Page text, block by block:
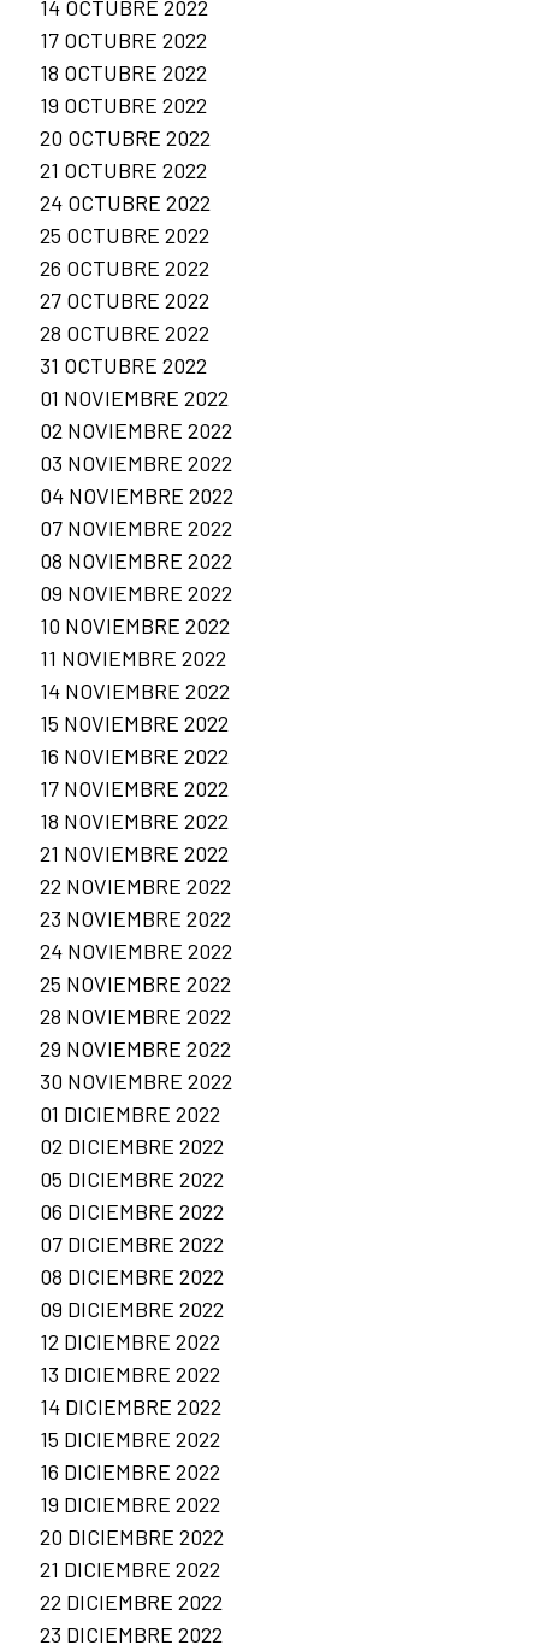
14 OCTUBRE 2022
17 OCTUBRE 2022
18 OCTUBRE 2022
19 OCTUBRE 2022
20 OCTUBRE 2022
21 OCTUBRE 2022
24 OCTUBRE 2022
25 OCTUBRE 2022
26 OCTUBRE 2022
27 OCTUBRE 2022
28 OCTUBRE 2022
31 OCTUBRE 2022
01 NOVIEMBRE 2022
02 NOVIEMBRE 2022
03 NOVIEMBRE 2022
04 NOVIEMBRE 2022
07 NOVIEMBRE 2022
08 NOVIEMBRE 2022
09 NOVIEMBRE 2022
10 NOVIEMBRE 2022
11 NOVIEMBRE 2022
14 NOVIEMBRE 2022
15 NOVIEMBRE 2022
16 NOVIEMBRE 2022
17 NOVIEMBRE 2022
18 NOVIEMBRE 2022
21 NOVIEMBRE 2022
22 NOVIEMBRE 2022
23 NOVIEMBRE 2022
24 NOVIEMBRE 2022
25 NOVIEMBRE 2022
28 NOVIEMBRE 2022
29 NOVIEMBRE 2022
30 NOVIEMBRE 2022
01 DICIEMBRE 2022
02 DICIEMBRE 2022
05 DICIEMBRE 2022
06 DICIEMBRE 2022
07 DICIEMBRE 2022
08 DICIEMBRE 2022
09 DICIEMBRE 2022
12 DICIEMBRE 2022
13 DICIEMBRE 2022
14 DICIEMBRE 2022
15 DICIEMBRE 2022
16 DICIEMBRE 2022
19 DICIEMBRE 2022
20 DICIEMBRE 2022
21 DICIEMBRE 2022
22 DICIEMBRE 2022
23 DICIEMBRE 2022